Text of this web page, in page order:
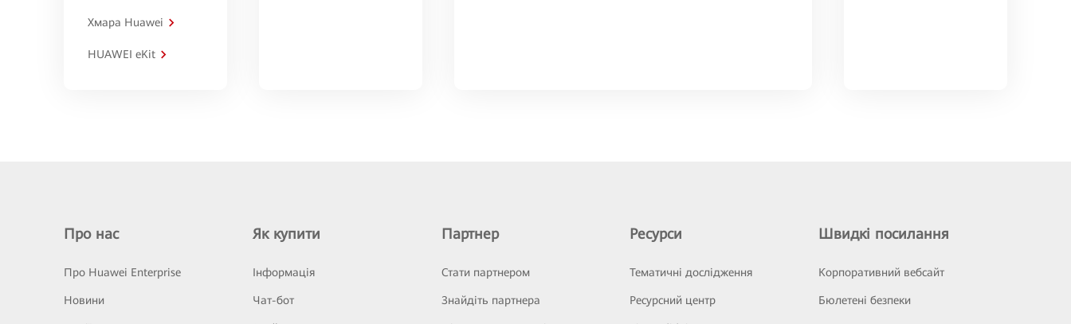
Хмара Huawei
HUAWEI eKit
Про нас
Про Huawei Enterprise
Новини
Як купити
Інформація
Чат-бот
Партнер
Стати партнером
Знайдіть партнера
Ресурси
Тематичні дослідження
Ресурсний центр
Швидкі посилання
Корпоративний вебсайт
Бюлетені безпеки